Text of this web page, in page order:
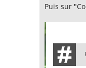
Puis sur